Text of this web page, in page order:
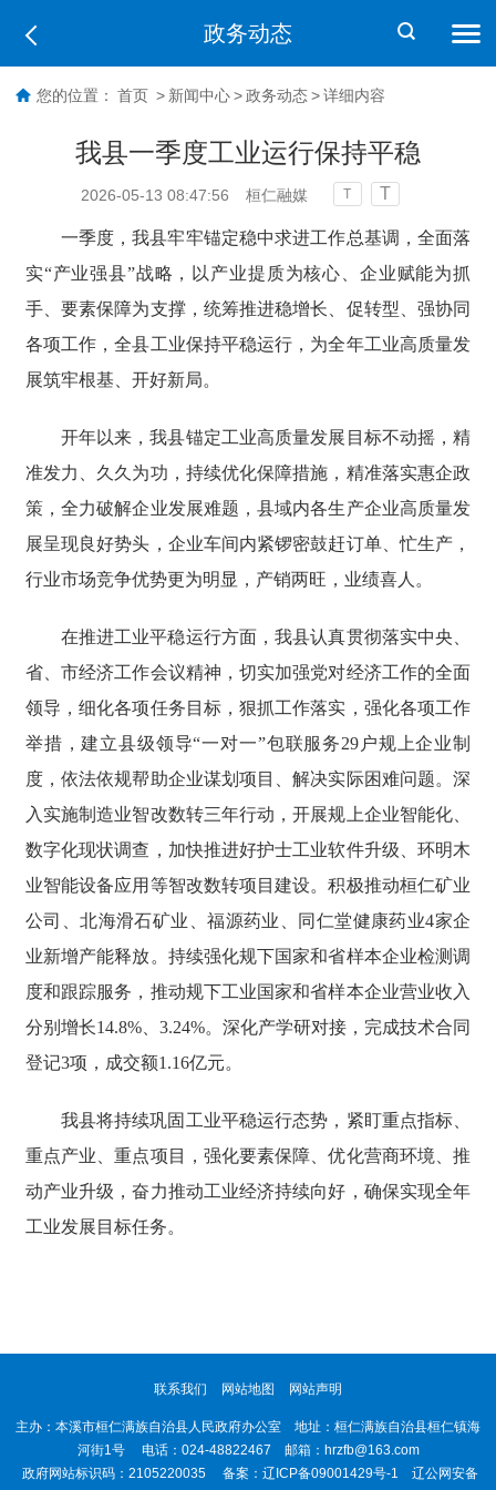
政务动态
您的位置： 首页 > 新闻中心 > 政务动态 > 详细内容
我县一季度工业运行保持平稳
2026-05-13 08:47:56 桓仁融媒 T T
一季度，我县牢牢锚定稳中求进工作总基调，全面落
实“产业强县”战略，以产业提质为核心、企业赋能为抓
手、要素保障为支撑，统筹推进稳增长、促转型、强协同
各项工作，全县工业保持平稳运行，为全年工业高质量发
展筑牢根基、开好新局。
开年以来，我县锚定工业高质量发展目标不动摇，精
准发力、久久为功，持续优化保障措施，精准落实惠企政
策，全力破解企业发展难题，县域内各生产企业高质量发
展呈现良好势头，企业车间内紧锣密鼓赶订单、忙生产，
行业市场竞争优势更为明显，产销两旺，业绩喜人。
在推进工业平稳运行方面，我县认真贯彻落实中央、
省、市经济工作会议精神，切实加强党对经济工作的全面
领导，细化各项任务目标，狠抓工作落实，强化各项工作
举措，建立县级领导“一对一”包联服务29户规上企业制
度，依法依规帮助企业谋划项目、解决实际困难问题。深
入实施制造业智改数转三年行动，开展规上企业智能化、
数字化现状调查，加快推进好护士工业软件升级、环明木
业智能设备应用等智改数转项目建设。积极推动桓仁矿业
公司、北海滑石矿业、福源药业、同仁堂健康药业4家企
业新增产能释放。持续强化规下国家和省样本企业检测调
度和跟踪服务，推动规下工业国家和省样本企业营业收入
分别增长14.8%、3.24%。深化产学研对接，完成技术合同
登记3项，成交额1.16亿元。
我县将持续巩固工业平稳运行态势，紧盯重点指标、
重点产业、重点项目，强化要素保障、优化营商环境、推
动产业升级，奋力推动工业经济持续向好，确保实现全年
工业发展目标任务。
联系我们 网站地图 网站声明
主办：本溪市桓仁满族自治县人民政府办公室 地址：桓仁满族自治县桓仁镇海
河街1号 电话：024-48822467 邮箱：hrzfb@163.com
政府网站标识码：2105220035 备案： 辽ICP备09001429号-1
辽公网安备